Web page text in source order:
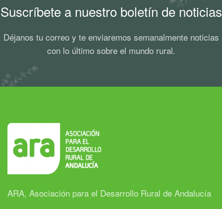
Suscríbete a nuestro boletín de noticias
Déjanos tu correo y te enviaremos semanalmente noticias
con lo último sobre el mundo rural.
ARA, Asociación para el Desarrollo Rural de Andalucía